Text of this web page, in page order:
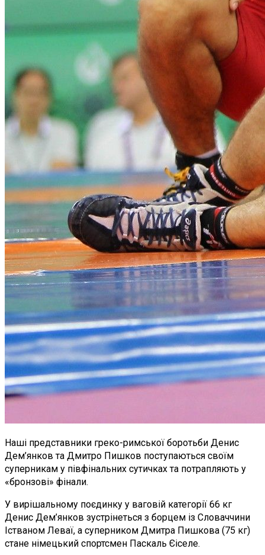
Наші представники греко-римської боротьби Денис
Дем’янков та Дмитро Пишков поступаються своїм
суперникам у півфінальних сутичках та потрапляють у
«бронзові» фінали.
У вирішальному поєдинку у ваговій категорії 66 кг
Денис Дем’янков зустрінеться з борцем із Словаччини
Істваном Леваї, а суперником Дмитра Пишкова (75 кг)
стане німецький спортсмен Паскаль Єіселе.